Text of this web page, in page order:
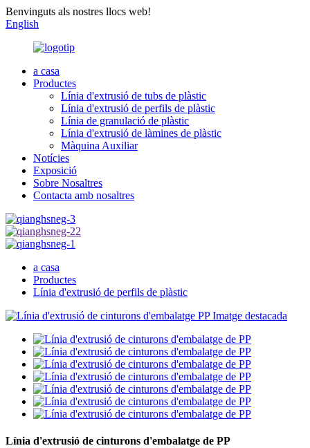
Benvinguts als nostres llocs web!
English
a casa
Productes
Línia d'extrusió de tubs de plàstic
Línia d'extrusió de perfils de plàstic
Línia de granulació de plàstic
Línia d'extrusió de làmines de plàstic
Màquina Auxiliar
Notícies
Exposició
Sobre Nosaltres
Contacta amb nosaltres
a casa
Productes
Línia d'extrusió de perfils de plàstic
Línia d'extrusió de cinturons d'embalatge de PP